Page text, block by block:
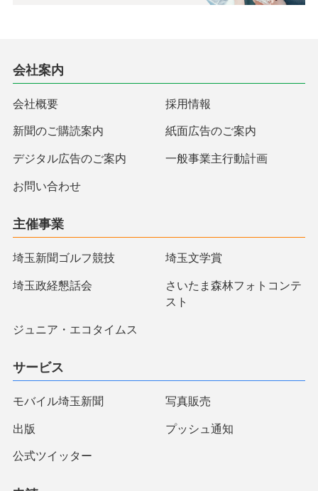
会社案内
会社概要 採用情報
新聞のご購読案内 紙面広告のご案内
デジタル広告のご案内 一般事業主行動計画
お問い合わせ
主催事業
埼玉新聞ゴルフ競技 埼玉文学賞
埼玉政経懇話会
さいたま森林フォトコンテ
スト
ジュニア・エコタイムス
サービス
モバイル埼玉新聞 写真販売
出版 プッシュ通知
公式ツイッター